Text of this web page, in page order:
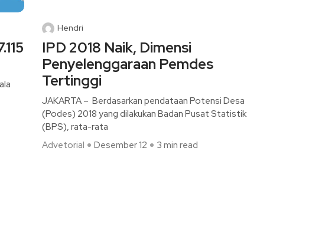
Hendri
IPD 2018 Naik, Dimensi
Penyelenggaraan Pemdes
Tertinggi
JAKARTA – Berdasarkan pendataan Potensi Desa
(Podes) 2018 yang dilakukan Badan Pusat Statistik
(BPS), rata-rata
Advetorial
Desember 12 3 min read